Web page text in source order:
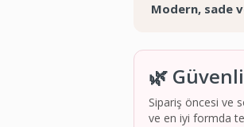
Modern, sade
🌿
Sipariş öncesi ve
ve en iyi formda